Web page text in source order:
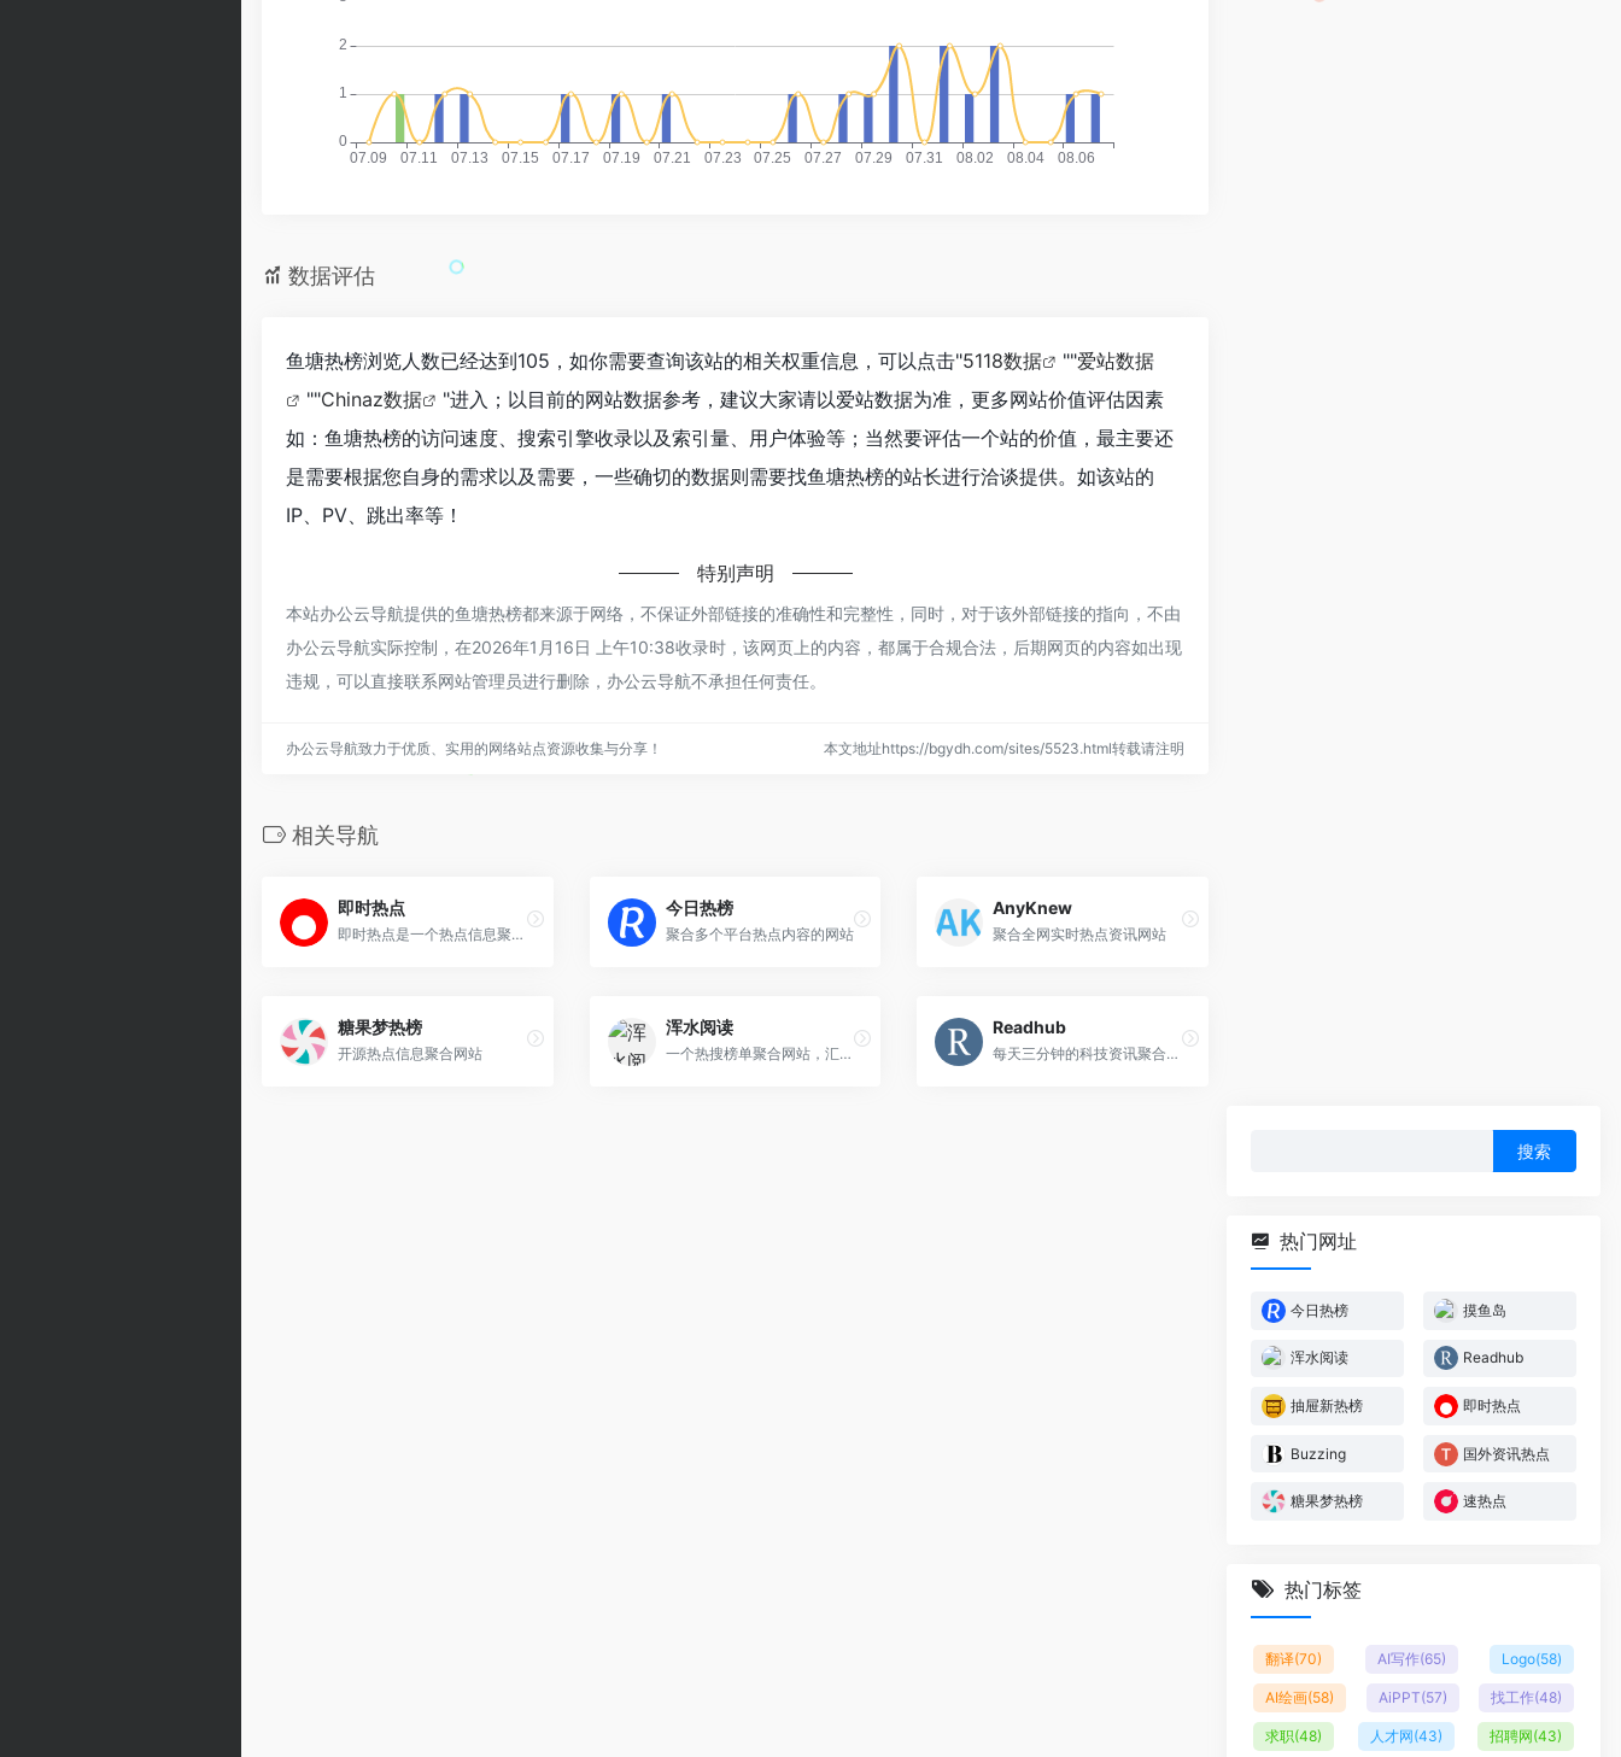
数据评估
鱼塘热榜浏览人数已经达到105，如你需要查询该站的相关权重信息，可以点击"5118数据 ""爱站数据
""Chinaz数据
"进入；以目前的网站数据参考，建议大家请以爱站数据为准，更多网站价值评估因素
如：鱼塘热榜的访问速度、搜索引擎收录以及索引量、用户体验等；当然要评估一个站的价值，最主要还
是需要根据您自身的需求以及需要，一些确切的数据则需要找鱼塘热榜的站长进行洽谈提供。如该站的
IP、PV、跳出率等！
特别声明
本站办公云导航提供的鱼塘热榜都来源于网络，不保证外部链接的准确性和完整性，同时，对于该外部链接的指向，不由
办公云导航实际控制，在2026年1月16日 上午10:38收录时，该网页上的内容，都属于合规合法，后期网页的内容如出现
违规，可以直接联系网站管理员进行删除，办公云导航不承担任何责任。
办公云导航致力于优质、实用的网络站点资源收集与分享！ 本文地址https://bgydh.com/sites/5523.html转载请注明
相关导航
即时热点
即时热点是一个热点信息聚合站，汇集百度、微博、头条、知乎、抖音、快手等多个主流平台的热门话题。轻松了解正在发生的事，即刻浏览最新、最热、最有趣的话题，紧跟时事脉搏。
今日热榜
聚合多个平台热点内容的网站
AnyKnew
聚合全网实时热点资讯网站
糖果梦热榜
开源热点信息聚合网站
浑水阅读
一个热搜榜单聚合网站，汇集知乎、微博、虎扑、抖音、今日头条、微博、贴吧、豆瓣等多个主流平台的热门话题
Readhub
每天三分钟的科技资讯聚合阅读
热门网址
今日热榜 摸鱼岛
浑水阅读 Readhub
抽屉新热榜 即时热点
Buzzing 国外资讯热点
糖果梦热榜 速热点
热门标签
翻译(70) AI写作(65) Logo(58)
AI绘画(58) AiPPT(57) 找工作(48)
求职(48) 人才网(43) 招聘网(43)